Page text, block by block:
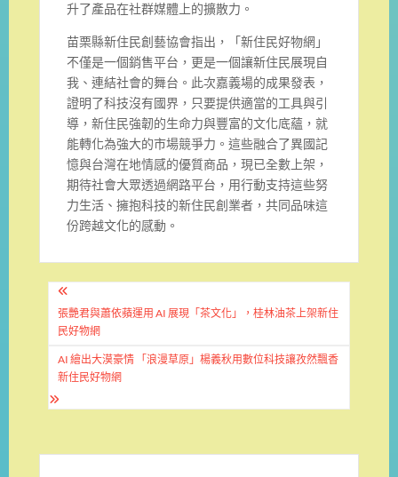
升了產品在社群媒體上的擴散力。
苗栗縣新住民創藝協會指出，「新住民好物網」
不僅是一個銷售平台，更是一個讓新住民展現自
我、連結社會的舞台。此次嘉義場的成果發表，
證明了科技沒有國界，只要提供適當的工具與引
導，新住民強韌的生命力與豐富的文化底蘊，就
能轉化為強大的市場競爭力。這些融合了異國記
憶與台灣在地情感的優質商品，現已全數上架，
期待社會大眾透過網路平台，用行動支持這些努
力生活、擁抱科技的新住民創業者，共同品味這
份跨越文化的感動。
文
章
導
覽
張艷君與蕭依蘋運用 AI 展現「茶文化」，桂林油茶上架新住
民好物網
AI 繪出大漠豪情 「浪漫草原」楊義秋用數位科技讓孜然飄香
新住民好物網